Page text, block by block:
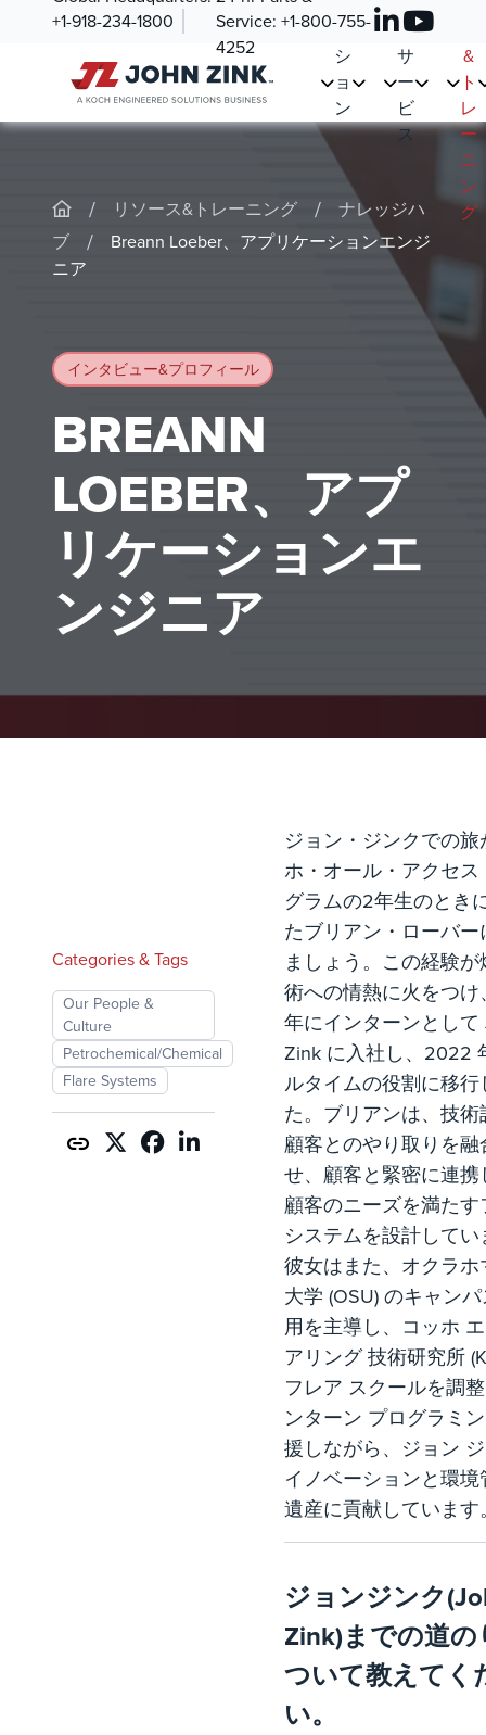
+1-918-234-1800
Service: +1-800-755-
4252
介 ー
シ
ョ
ン
&
サ
ー
ビ
ス
&
ト
レ
ー
ニ
ン
グ
/ リソース&トレーニング /
ナレッジハ
ブ
/
Breann Loeber、アプリケーションエンジ
ニア
インタビュー&プロフィール
BREANN
LOEBER、アプ
リケーションエ
ンジニア
Categories & Tags
Our People &
Culture
Petrochemical/Chemical
Flare Systems
ジョン・ジンクでの旅
ホ・オール・アクセス
グラムの2年生のとき
たブリアン・ローバー
ましょう。この経験
術への情熱に火をつけ
年にインターンとして
Zink に入社し、2022
ルタイムの役割に移行
た。ブリアンは、技術
顧客とのやり取りを融
せ、顧客と緊密に連携
顧客のニーズを満たす
システムを設計してい
彼女はまた、オクラホ
大学 (OSU) のキャン
用を主導し、コッホ
アリング 技術研究所
フレア スクールを調
ンターン プログラミ
援しながら、ジョン
イノベーションと環境
遺産に貢献しています
ジョンジンク
Zink)までの道
ついて教えてく
い。